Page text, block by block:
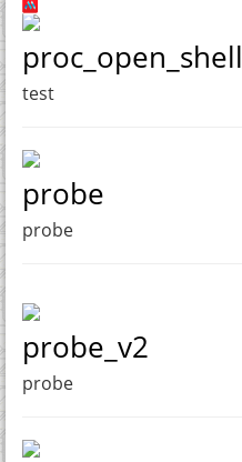
proc_open_shell
test
probe
probe
probe_v2
probe